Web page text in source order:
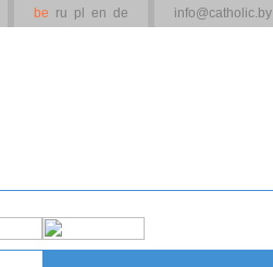
be ru pl en de info@catholic.by